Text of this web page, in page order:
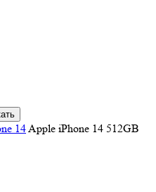
14Apple iPhone 14 512GB